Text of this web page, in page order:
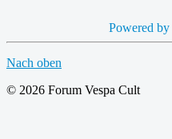
Powered by
Nach oben
© 2026 Forum Vespa Cult